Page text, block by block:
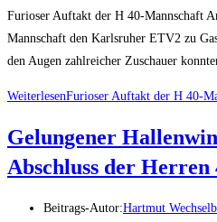
Furioser Auftakt der H 40-Mannschaft
Mannschaft den Karlsruher ETV2 zu
den Augen zahlreicher Zuschauer
WeiterlesenFurioser Auftakt der H 40-
Gelungener
Abschluss der
Beitrags-Autor:Hartmut